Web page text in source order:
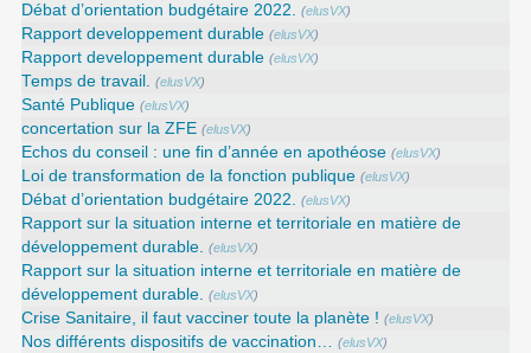
Débat d’orientation budgétaire 2022. (elusVX)
Rapport developpement durable (elusVX)
Rapport developpement durable (elusVX)
Temps de travail. (elusVX)
Santé Publique (elusVX)
concertation sur la ZFE (elusVX)
Echos du conseil : une fin d’année en apothéose (elusVX)
Loi de transformation de la fonction publique (elusVX)
Débat d’orientation budgétaire 2022. (elusVX)
Rapport sur la situation interne et territoriale en matière de
développement durable. (elusVX)
Rapport sur la situation interne et territoriale en matière de
développement durable. (elusVX)
Crise Sanitaire, il faut vacciner toute la planète ! (elusVX)
Nos différents dispositifs de vaccination… (elusVX)